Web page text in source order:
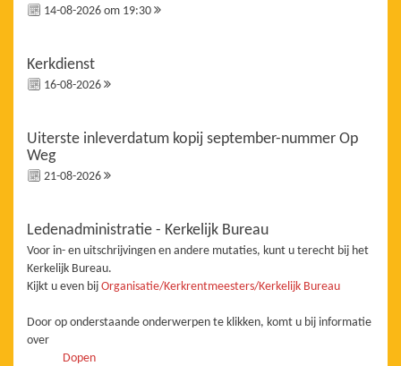
14-08-2026 om 19:30
Kerkdienst
16-08-2026
Uiterste inleverdatum kopij september-nummer Op
Weg
21-08-2026
Ledenadministratie - Kerkelijk Bureau
Voor in- en uitschrijvingen en andere mutaties, kunt u terecht bij het
Kerkelijk Bureau.
Kijkt u even bij Organisatie/Kerkrentmeesters/Kerkelijk Bureau
Door op onderstaande onderwerpen te klikken, komt u bij informatie
over
Dopen